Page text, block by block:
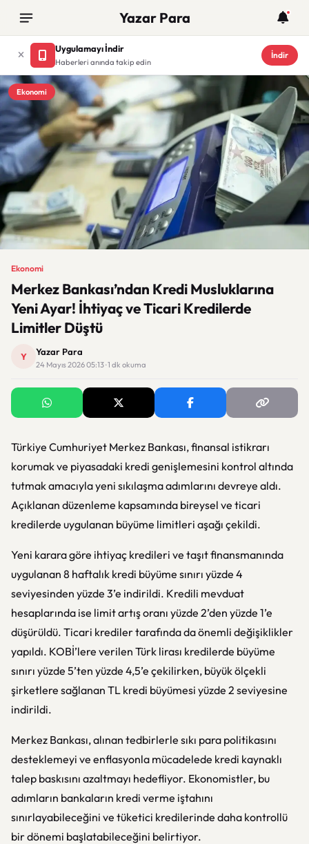
Yazar Para
Uygulamayı İndir
Haberleri anında takip edin
İndir
Ekonomi
Ekonomi
Merkez Bankası’ndan Kredi Musluklarına
Yeni Ayar! İhtiyaç ve Ticari Kredilerde
Limitler Düştü
Y Yazar Para
24 Mayıs 2026 05:13 · 1 dk okuma
Türkiye Cumhuriyet Merkez Bankası, finansal istikrarı
korumak ve piyasadaki kredi genişlemesini kontrol altında
tutmak amacıyla yeni sıkılaşma adımlarını devreye aldı.
Açıklanan düzenleme kapsamında bireysel ve ticari
kredilerde uygulanan büyüme limitleri aşağı çekildi.
Yeni karara göre ihtiyaç kredileri ve taşıt finansmanında
uygulanan 8 haftalık kredi büyüme sınırı yüzde 4
seviyesinden yüzde 3’e indirildi. Kredili mevduat
hesaplarında ise limit artış oranı yüzde 2’den yüzde 1’e
düşürüldü. Ticari krediler tarafında da önemli değişiklikler
yapıldı. KOBİ’lere verilen Türk lirası kredilerde büyüme
sınırı yüzde 5’ten yüzde 4,5’e çekilirken, büyük ölçekli
şirketlere sağlanan TL kredi büyümesi yüzde 2 seviyesine
indirildi.
Merkez Bankası, alınan tedbirlerle sıkı para politikasını
desteklemeyi ve enflasyonla mücadelede kredi kaynaklı
talep baskısını azaltmayı hedefliyor. Ekonomistler, bu
adımların bankaların kredi verme iştahını
sınırlayabileceğini ve tüketici kredilerinde daha kontrollü
bir dönemi başlatabileceğini belirtiyor.